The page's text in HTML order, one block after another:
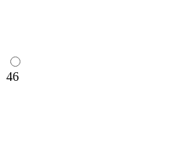
46